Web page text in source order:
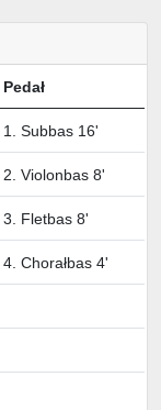
Pedał
1. Subbas 16'
2. Violonbas 8'
3. Fletbas 8'
4. Chorałbas 4'